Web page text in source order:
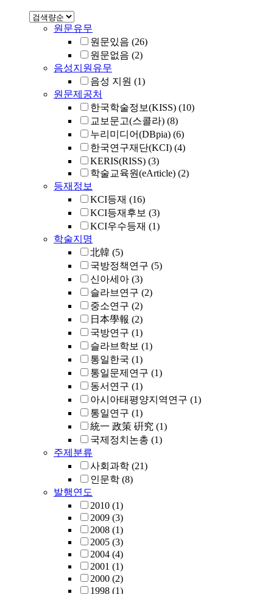
원문유무
원문있음 (26)
원문없음 (2)
음성지원유무
음성 지원 (1)
원문제공처
한국학술정보(KISS) (10)
교보문고(스콜라) (8)
누리미디어(DBpia) (6)
한국연구재단(KCI) (4)
KERIS(RISS) (3)
학술교육원(eArticle) (2)
등재정보
KCI등재 (16)
KCI등재후보 (3)
KCI우수등재 (1)
학술지명
北韓 (5)
국방정책연구 (5)
신아세아 (3)
슬라브연구 (2)
중소연구 (2)
日本學報 (2)
국방연구 (1)
슬라브학보 (1)
통일한국 (1)
통일문제연구 (1)
동서연구 (1)
아시아태평양지역연구 (1)
통일연구 (1)
統一 政策 硏究 (1)
국제정치논총 (1)
주제분류
사회과학 (21)
인문학 (8)
발행연도
2010 (1)
2009 (3)
2008 (1)
2005 (3)
2004 (4)
2001 (1)
2000 (2)
1998 (1)